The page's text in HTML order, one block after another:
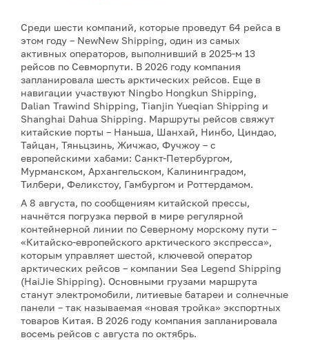
Среди шести компаний, которые проведут 64 рейса в
этом году – NewNew Shipping, один из самых
активных операторов, выполнивший в 2025-м 13
рейсов по Севморпути. В 2026 году компания
запланировала шесть арктических рейсов. Еще в
навигации участвуют Ningbo Hongkun Shipping,
Dalian Trawind Shipping, Tianjin Yueqian Shipping и
Shanghai Dahua Shipping. Маршруты рейсов свяжут
китайские порты – Наньша, Шанхай, Нинбо, Циндао,
Тайцан, Тяньцзинь, Жичжао, Фучжоу – с
европейскими хабами: Санкт-Петербургом,
Мурманском, Архангельском, Калининградом,
Тилбери, Феликстоу, Гамбургом и Роттердамом.
А 8 августа, по сообщениям китайской прессы,
начнётся погрузка первой в мире регулярной
контейнерной линии по Северному морскому пути –
«Китайско-европейского арктического экспресса»,
которым управляет шестой, ключевой оператор
арктических рейсов – компании Sea Legend Shipping
(HaiJie Shipping). Основными грузами маршрута
станут электромобили, литиевые батареи и солнечные
панели – так называемая «новая тройка» экспортных
товаров Китая. В 2026 году компания запланировала
восемь рейсов с августа по октябрь.